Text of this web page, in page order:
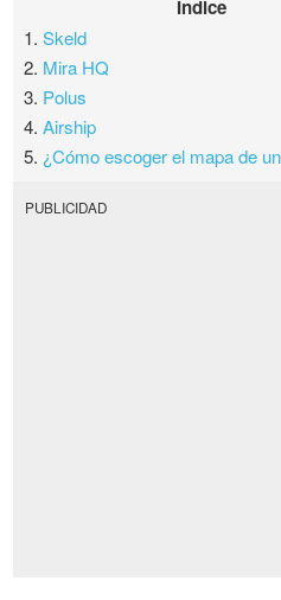
Índice
1.Skeld
2. Mira HQ
3. Polus
4.Airship
5. ¿Cómo escoger el mapa de
PUBLICIDAD